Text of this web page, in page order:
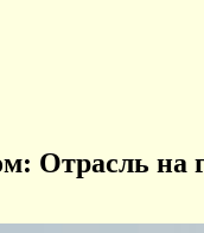
Отрасль на